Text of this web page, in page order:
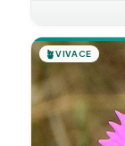
🪴VIVACE